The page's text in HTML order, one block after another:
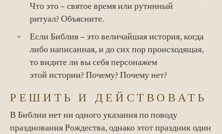
Что это – святое время или рутинный
ритуал?Объясните.
Если Библия – это величайшая история, когда
либо написанная, и до сих пор происходящая,
то видите ли вы себя персонажем
этой истории? Почему? Почему нет?
РЕШИТЬ И ДЕЙСТВОВАТЬ
В Библии нет ни одного указания по поводу
празднования Рождества, однако этот праздник один